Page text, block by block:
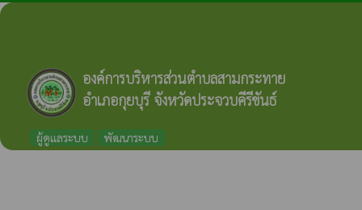
องค์การบริหารส่วนตำบลสามกระทาย
อำเภอกุยบุรี จังหวัดประจวบคีรีขันธ์
ผู้ดูแลระบบ พัฒนาระบบ